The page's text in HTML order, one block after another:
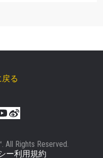
戻る
All Rights Reserved.
ー利用規約